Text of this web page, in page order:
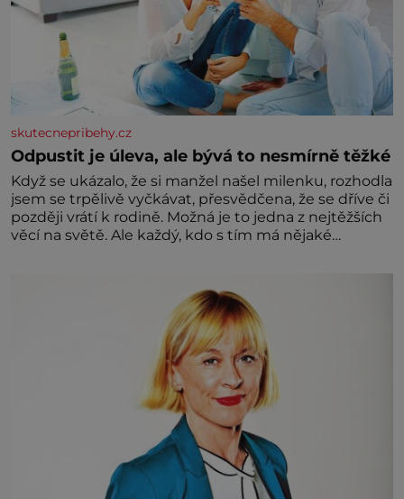
skutecnepribehy.cz
Odpustit je úleva, ale bývá to nesmírně těžké
Když se ukázalo, že si manžel našel milenku, rozhodla
jsem se trpělivě vyčkávat, přesvědčena, že se dříve či
později vrátí k rodině. Možná je to jedna z nejtěžších
věcí na světě. Ale každý, kdo s tím má nějaké